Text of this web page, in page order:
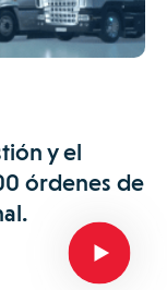
y el
órdenes de